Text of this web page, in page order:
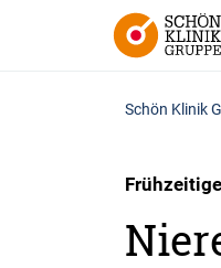
Schön Klinik